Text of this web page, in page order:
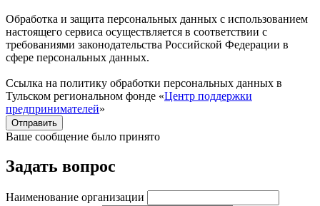
Обработка и защита персональных данных с использованием
настоящего сервиса осуществляется в соответствии с
требованиями законодательства Российской Федерации в
сфере персональных данных.
Ссылка на политику обработки персональных данных в
Тульском региональном фонде «Центр поддержки
предпринимателей»
Отправить
Ваше сообщение было принято
Задать вопрос
Наименование организации